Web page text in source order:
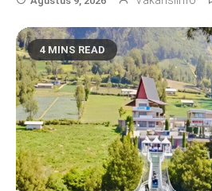
4 MINS READ